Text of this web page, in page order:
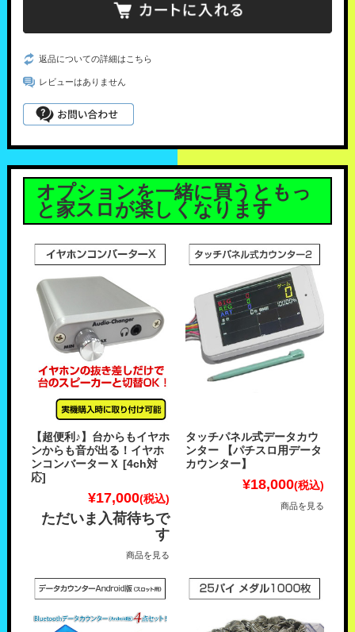
返品についての詳細はこちら
レビューはありません
オプションを一緒に買うともっ
と家スロが楽しくなります
【超便利♪】台からもイヤホ
ンからも音が出る！イヤホ
ンコンバーターＸ [4ch対
応]
¥17,000(税込)
ただいま入荷待ちで
す
商品を見る
タッチパネル式データカウ
ンター 【パチスロ用データ
カウンター】
¥18,000(税込)
商品を見る